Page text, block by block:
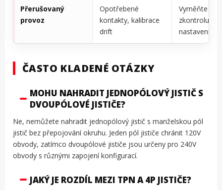
Přerušovaný
provoz
Opotřebené
kontakty, kalibrace
drift
Vyměňte
zkontrolujte
nastavení
ČASTO KLADENÉ OTÁZKY
MOHU NAHRADIT JEDNOPÓLOVÝ JISTIČ S
DVOUPÓLOVÉ JISTIČE?
Ne, nemůžete nahradit jednopólový jistič s manželskou pól
jistič bez přepojování okruhu. Jeden pól jističe chránit 120V
obvody, zatímco dvoupólové jističe jsou určeny pro 240V
obvody s různými zapojení konfigurací.
JAKÝ JE ROZDÍL MEZI TPN A 4P JISTIČE?